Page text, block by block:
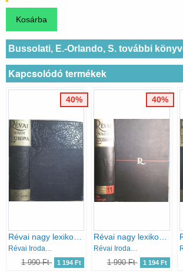
Bussolati, E.-Orlando, S. további
Kapcsolódó termékek
Révai nagy lexikona 2. (Arány-Beke)
Révai Irodalmi Intézet
1 990 Ft 1 194 Ft
40%
Révai nagy lexikona 11. (Jób-Kontúr)
Révai Irodalmi Intézet
1 990 Ft 1 194 Ft
40%